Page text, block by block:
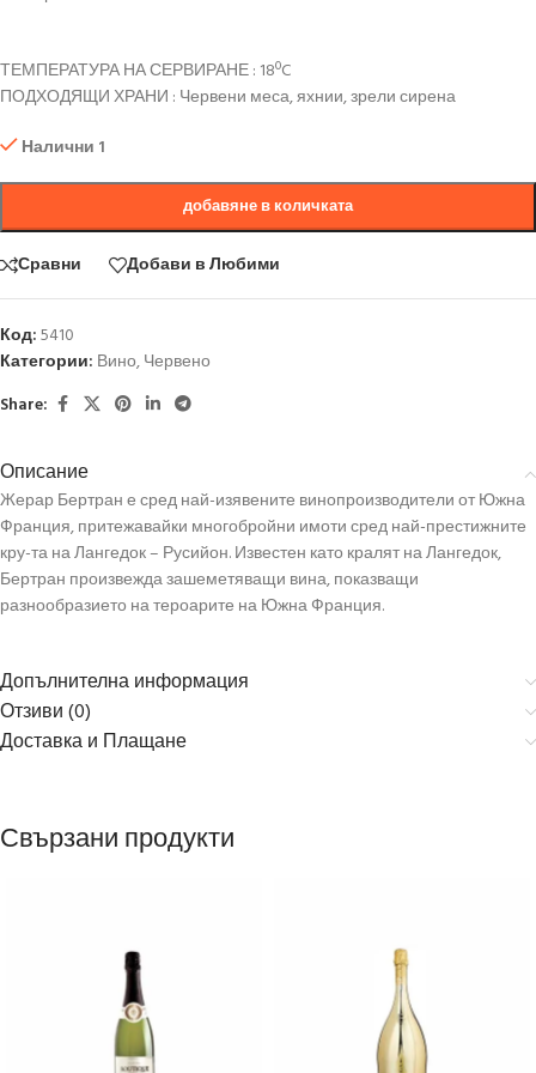
ТЕМПЕРАТУРА НА СЕРВИРАНЕ : 18ºC
ПОДХОДЯЩИ ХРАНИ : Червени меса, яхнии, зрели сирена
Налични 1
добавяне в количката
Сравни Добави в Любими
Код:5410
Категории: Вино,Червено
Share:
Описание
Жерар Бертран е сред най-изявените винопроизводители от Южна
Франция, притежавайки многобройни имоти сред най-престижните
кру-та на Лангедок – Русийон. Известен като кралят на Лангедок,
Бертран произвежда зашеметяващи вина, показващи
разнообразието на тероарите на Южна Франция.
Допълнителна информация
Отзиви (0)
Доставка и Плащане
Свързани продукти